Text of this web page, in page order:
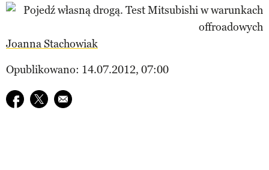
Joanna Stachowiak
Opublikowano: 14.07.2012, 07:00
Udostępnij na facebook
Udostępnij na twitter
E-mail do przyjaciela